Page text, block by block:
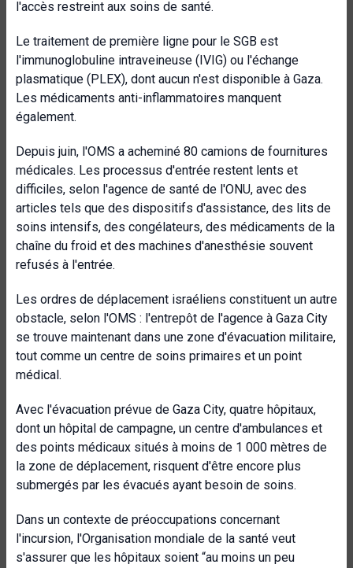
l'accès restreint aux soins de santé.
Le traitement de première ligne pour le SGB est
l'immunoglobuline intraveineuse (IVIG) ou l'échange
plasmatique (PLEX), dont aucun n'est disponible à Gaza.
Les médicaments anti-inflammatoires manquent
également.
Depuis juin, l'OMS a acheminé 80 camions de fournitures
médicales. Les processus d'entrée restent lents et
difficiles, selon l'agence de santé de l'ONU, avec des
articles tels que des dispositifs d'assistance, des lits de
soins intensifs, des congélateurs, des médicaments de la
chaîne du froid et des machines d'anesthésie souvent
refusés à l'entrée.
Les ordres de déplacement israéliens constituent un autre
obstacle, selon l'OMS : l'entrepôt de l'agence à Gaza City
se trouve maintenant dans une zone d'évacuation militaire,
tout comme un centre de soins primaires et un point
médical.
Avec l'évacuation prévue de Gaza City, quatre hôpitaux,
dont un hôpital de campagne, un centre d'ambulances et
des points médicaux situés à moins de 1 000 mètres de
la zone de déplacement, risquent d'être encore plus
submergés par les évacués ayant besoin de soins.
Dans un contexte de préoccupations concernant
l'incursion, l'Organisation mondiale de la santé veut
s'assurer que les hôpitaux soient “au moins un peu